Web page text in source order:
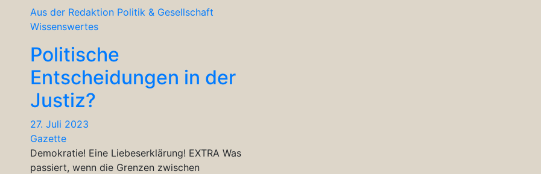
Aus der Redaktion Politik & Gesellschaft
Wissenswertes
Politische
Entscheidungen in der
Justiz?
27. Juli 2023
Gazette
Demokratie! Eine Liebeserklärung! EXTRA Was
passiert, wenn die Grenzen zwischen